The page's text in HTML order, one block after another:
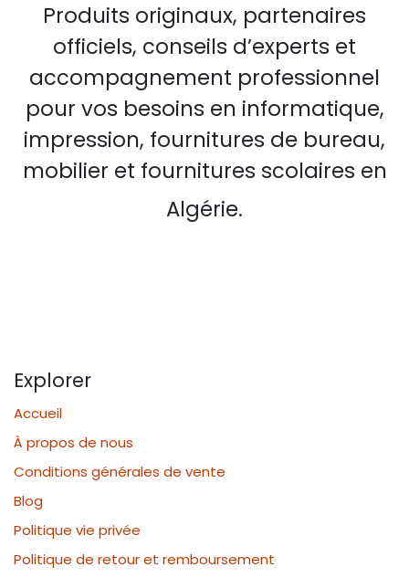
Produits originaux, partenaires
officiels, conseils d’experts et
accompagnement professionnel
pour vos besoins en informatique,
impression, fournitures de bureau,
mobilier et fournitures scolaires en
Algérie.
Explorer
Accueil
À propos de nous
Conditions générales de vente
Blog
Politique vie privée
Politique de retour et remboursement